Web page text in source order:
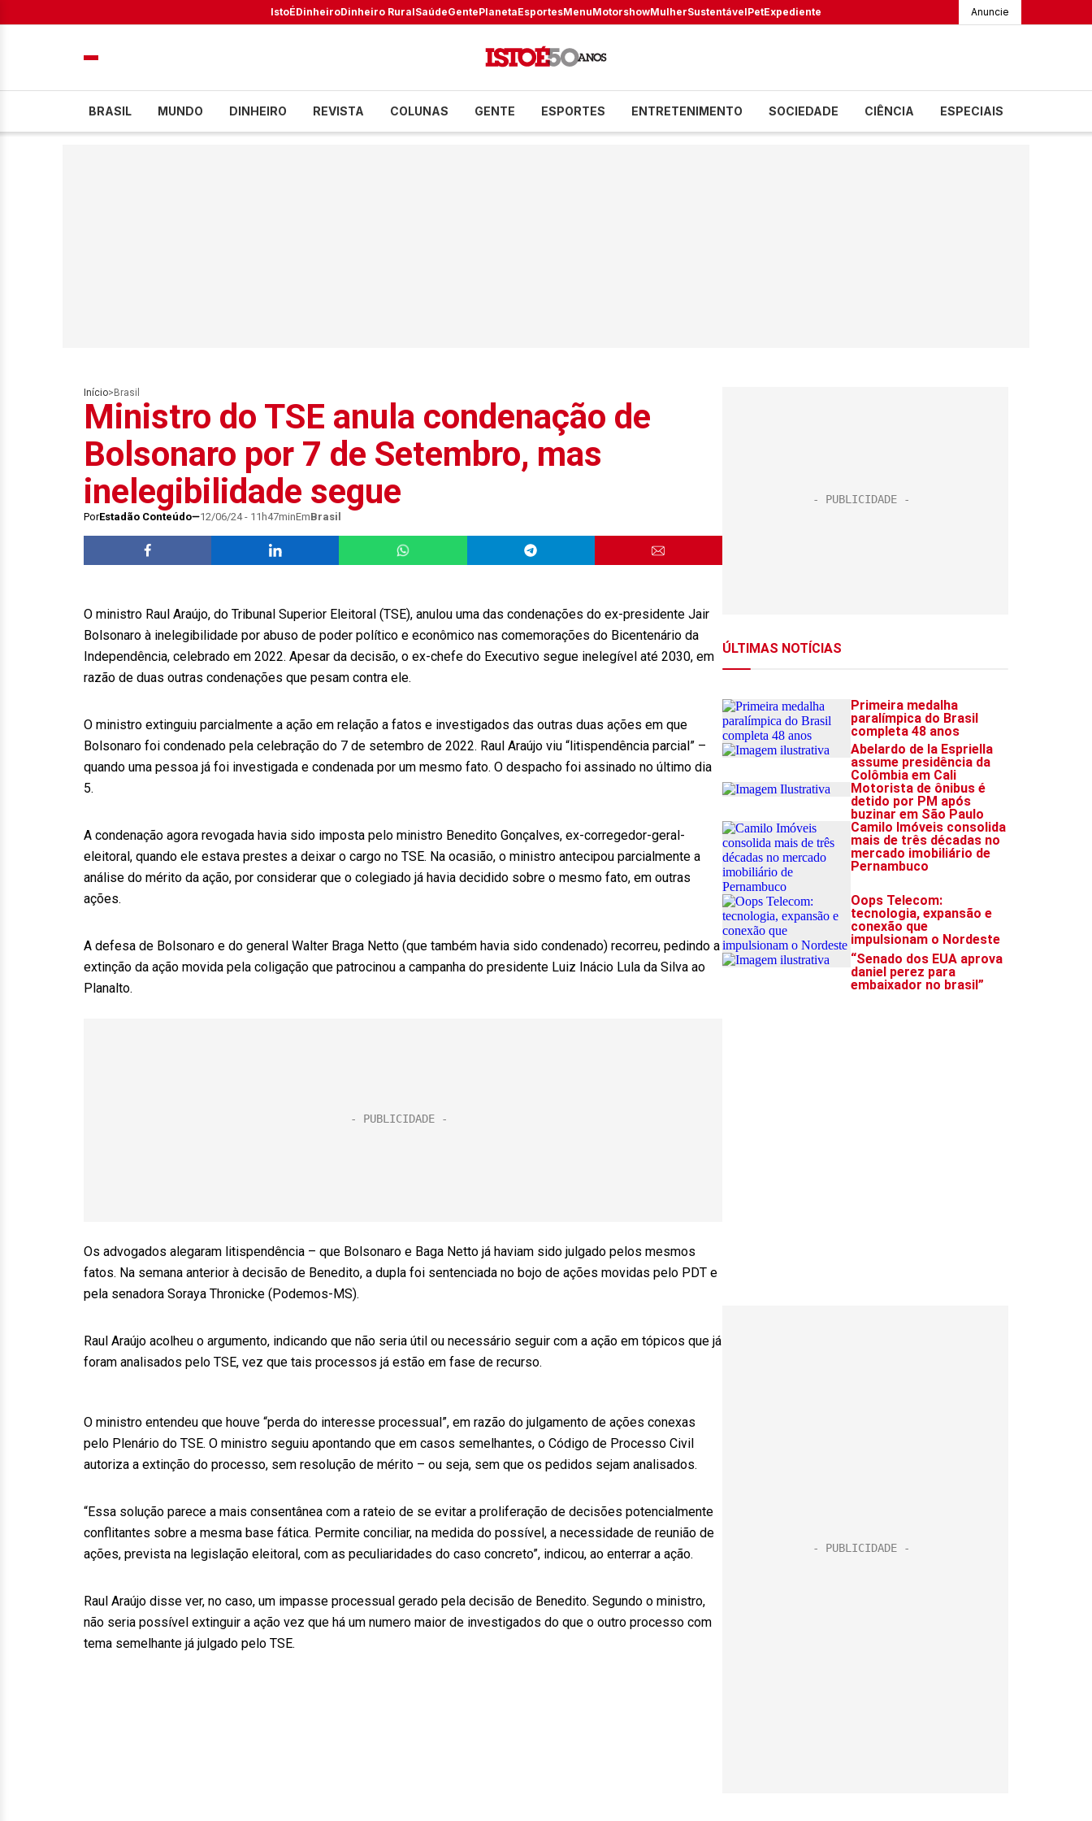
IstoÉDinheiroDinheiro RuralSaúdeGentePlanetaEsportesMenuMotorshowMulherSustentávelPetExpediente Anuncie
BRASIL MUNDO DINHEIRO REVISTA COLUNAS GENTE ESPORTES ENTRETENIMENTO SOCIEDADE CIÊNCIA ESPECIAIS
Início> Brasil
Ministro do TSE anula condenação de
Bolsonaro por 7 de Setembro, mas
inelegibilidade segue
PorEstadão Conteúdo 12/06/24 - 11h47minEmBrasil
O ministro Raul Araújo, do Tribunal Superior Eleitoral (TSE), anulou uma das condenações do ex-presidente Jair
Bolsonaro à inelegibilidade por abuso de poder político e econômico nas comemorações do Bicentenário da
Independência, celebrado em 2022. Apesar da decisão, o ex-chefe do Executivo segue inelegível até 2030, em
razão de duas outras condenações que pesam contra ele.
O ministro extinguiu parcialmente a ação em relação a fatos e investigados das outras duas ações em que
Bolsonaro foi condenado pela celebração do 7 de setembro de 2022. Raul Araújo viu “litispendência parcial” –
quando uma pessoa já foi investigada e condenada por um mesmo fato. O despacho foi assinado no último dia
5.
A condenação agora revogada havia sido imposta pelo ministro Benedito Gonçalves, ex-corregedor-geral-
eleitoral, quando ele estava prestes a deixar o cargo no TSE. Na ocasião, o ministro antecipou parcialmente a
análise do mérito da ação, por considerar que o colegiado já havia decidido sobre o mesmo fato, em outras
ações.
A defesa de Bolsonaro e do general Walter Braga Netto (que também havia sido condenado) recorreu, pedindo a
extinção da ação movida pela coligação que patrocinou a campanha do presidente Luiz Inácio Lula da Silva ao
Planalto.
Os advogados alegaram litispendência – que Bolsonaro e Baga Netto já haviam sido julgado pelos mesmos
fatos. Na semana anterior à decisão de Benedito, a dupla foi sentenciada no bojo de ações movidas pelo PDT e
pela senadora Soraya Thronicke (Podemos-MS).
Raul Araújo acolheu o argumento, indicando que não seria útil ou necessário seguir com a ação em tópicos que já
foram analisados pelo TSE, vez que tais processos já estão em fase de recurso.
O ministro entendeu que houve “perda do interesse processual”, em razão do julgamento de ações conexas
pelo Plenário do TSE. O ministro seguiu apontando que em casos semelhantes, o Código de Processo Civil
autoriza a extinção do processo, sem resolução de mérito – ou seja, sem que os pedidos sejam analisados.
“Essa solução parece a mais consentânea com a rateio de se evitar a proliferação de decisões potencialmente
conflitantes sobre a mesma base fática. Permite conciliar, na medida do possível, a necessidade de reunião de
ações, prevista na legislação eleitoral, com as peculiaridades do caso concreto”, indicou, ao enterrar a ação.
Raul Araújo disse ver, no caso, um impasse processual gerado pela decisão de Benedito. Segundo o ministro,
não seria possível extinguir a ação vez que há um numero maior de investigados do que o outro processo com
tema semelhante já julgado pelo TSE.